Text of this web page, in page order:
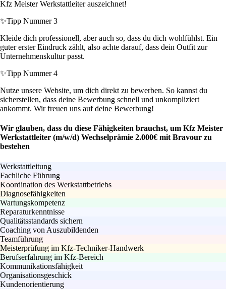
Kfz Meister Werkstattleiter auszeichnet!
✨Tipp Nummer 3
Kleide dich professionell, aber auch so, dass du dich wohlfühlst. Ein
guter erster Eindruck zählt, also achte darauf, dass dein Outfit zur
Unternehmenskultur passt.
✨Tipp Nummer 4
Nutze unsere Website, um dich direkt zu bewerben. So kannst du
sicherstellen, dass deine Bewerbung schnell und unkompliziert
ankommt. Wir freuen uns auf deine Bewerbung!
Wir glauben, dass du diese Fähigkeiten brauchst, um Kfz Meister
Werkstattleiter (m/w/d) Wechselprämie 2.000€ mit Bravour zu
bestehen
Werkstattleitung
Fachliche Führung
Koordination des Werkstattbetriebs
Diagnosefähigkeiten
Wartungskompetenz
Reparaturkenntnisse
Qualitätsstandards sichern
Coaching von Auszubildenden
Teamführung
Meisterprüfung im Kfz-Techniker-Handwerk
Berufserfahrung im Kfz-Bereich
Kommunikationsfähigkeit
Organisationsgeschick
Kundenorientierung